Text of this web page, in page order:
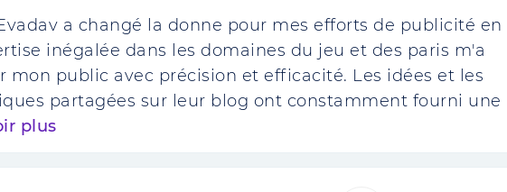
a changé la donne pour mes efforts de publicité en
inégalée dans les domaines du jeu et des paris m'a
mon public avec précision et efficacité. Les idées et les
partagées sur leur blog ont constamment fourni une
plus